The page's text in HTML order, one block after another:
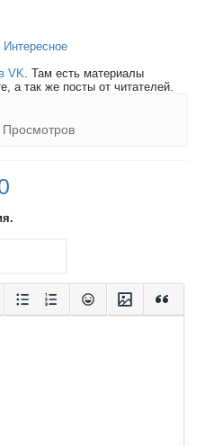
Интересное
VK . Там есть материалы
а так же посты от читателей.